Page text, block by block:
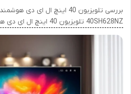
40SH628NZ تلویزیون 40 اینچ ال ای دی هوشمند جی…